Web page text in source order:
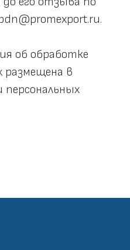
.
об обработке
размещена в